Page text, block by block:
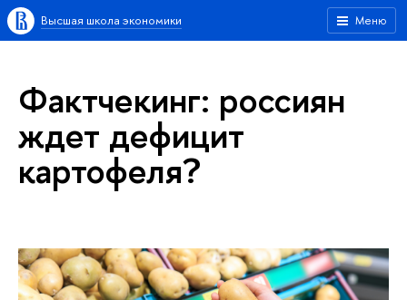
Меню
Высшая школа экономики
Фактчекинг: россиян
ждет дефицит
картофеля?